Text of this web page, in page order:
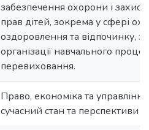
забезпечення охорони і
прав дітей, зокрема у сфері
оздоровлення та відпочинку,
організації навчального
перевиховання.
Право, економіка та
сучасний стан та перспективи